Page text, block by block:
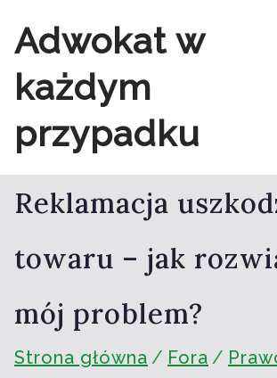
do
treści
Adwokat w
każdym
przypadku
Reklamacja
towaru – jak
mój problem?
Strona główna Fora